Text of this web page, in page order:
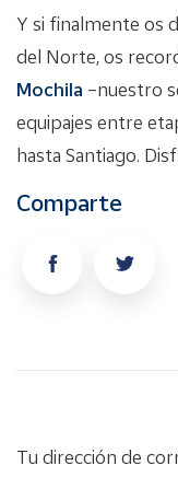
Y si finalmente os
del Norte, os
Mochila –nuestro
equipajes entre
hasta Santiago.
Comparte
Tu dirección de